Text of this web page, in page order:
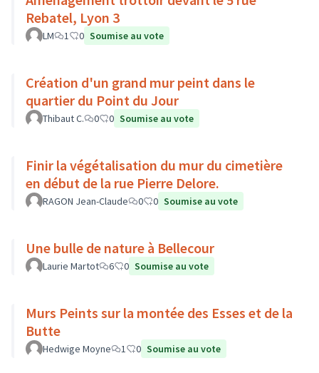
Rebatel, Lyon 3
LM 1 0 Soumise au vote
Création d'un grand mur peint dans le
quartier du Point du Jour
Thibaut C. 0 0 Soumise au vote
Finir la végétalisation du mur du cimetière
en début de la rue Pierre Delore.
RAGON Jean-Claude 0 0 Soumise au vote
Une bulle de nature à Bellecour
Laurie Martot 6 0 Soumise au vote
Murs Peints sur la montée des Esses et de la
Butte
Hedwige Moyne 1 0 Soumise au vote